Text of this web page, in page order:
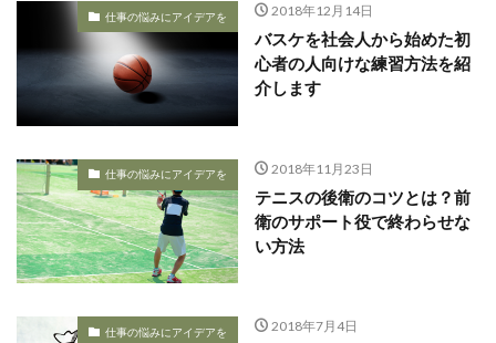
仕事の悩みにアイデアを 2018年12月14日
バスケを社会人から始めた初
心者の人向けな練習方法を紹
介します
仕事の悩みにアイデアを 2018年11月23日
テニスの後衛のコツとは？前
衛のサポート役で終わらせな
い方法
仕事の悩みにアイデアを 2018年7月4日